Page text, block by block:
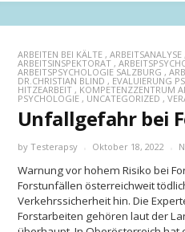
ARBEITEN BEI KÄLTE , ARBEITSANALYSE
ARBEITSINSPEKTORAT ,
ARBEITSPSYCHOLOGIE SALZBURG ,
DR.CHRISTIAN BLIND , EVALUIERUNG
HITZEARBEIT , KOMPETENZZENTRUM
PSYCHOLOGIE , UNCATEGORIZED ,
Unfallgefahr bei
by Testerapsy Oktober 18, 2022
Warnung vor hohem Risiko bei
Forstunfällen österreichweit
Verkehrssicherheit hin. Die
Forstarbeiten gehören laut der